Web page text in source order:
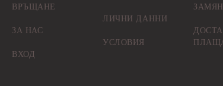
ВРЪЩАНЕ
ЗА НАС
ВХОД
ЛИЧНИ ДАННИ
УСЛОВИЯ